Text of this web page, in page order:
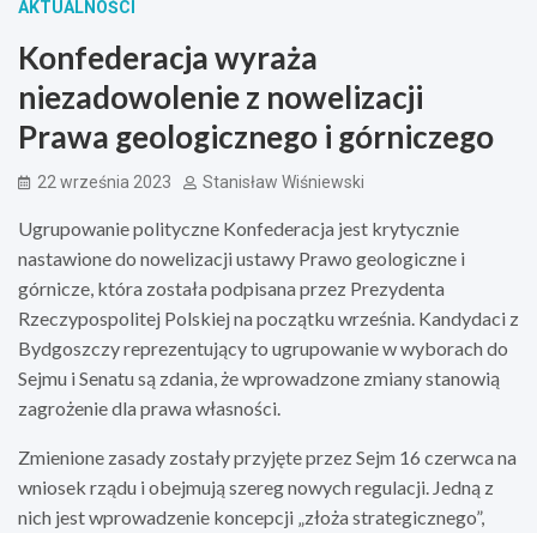
AKTUALNOŚCI
Konfederacja wyraża
niezadowolenie z nowelizacji
Prawa geologicznego i górniczego
22 września 2023 Stanisław Wiśniewski
Ugrupowanie polityczne Konfederacja jest krytycznie
nastawione do nowelizacji ustawy Prawo geologiczne i
górnicze, która została podpisana przez Prezydenta
Rzeczypospolitej Polskiej na początku września. Kandydaci z
Bydgoszczy reprezentujący to ugrupowanie w wyborach do
Sejmu i Senatu są zdania, że wprowadzone zmiany stanowią
zagrożenie dla prawa własności.
Zmienione zasady zostały przyjęte przez Sejm 16 czerwca na
wniosek rządu i obejmują szereg nowych regulacji. Jedną z
nich jest wprowadzenie koncepcji „złoża strategicznego”,